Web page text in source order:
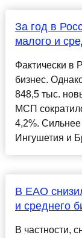
За год в
малого и
Фактически в
бизнес.
848,5 тыс.
МСП
4,2%. Сильнее
Ингушетия и
В ЕАО
и среднего
В частности,